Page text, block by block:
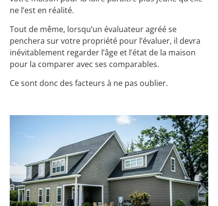
ne l’est en réalité.
Tout de même, lorsqu’un évaluateur agréé se
penchera sur votre propriété pour l’évaluer, il devra
inévitablement regarder l’âge et l’état de la maison
pour la comparer avec ses comparables.
Ce sont donc des facteurs à ne pas oublier.